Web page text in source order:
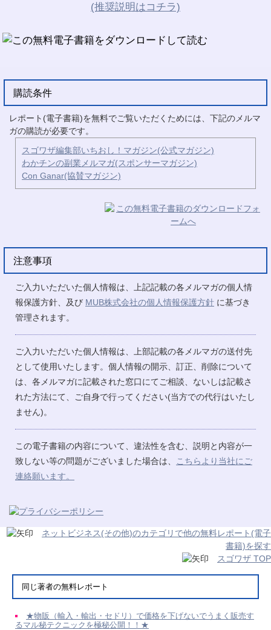
(推奨説明はコチラ)
購読条件
レポート(電子書籍)を無料でご覧いただくためには、下記のメルマ
ガの購読が必要です。
スゴワザ編集部いちおし！マガジン(公式マガジン)
わかチンの副業メルマガ(スポンサーマガジン)
Con Ganar(協賛マガジン)
注意事項
ご入力いただいた個人情報は、上記記載の各メルマガの個人情
報保護方針、及び MUB株式会社の個人情報保護方針 に基づき
管理されます。
ご入力いただいた個人情報は、上部記載の各メルマガの送付先
として使用いたします。個人情報の開示、訂正、削除について
は、各メルマガに記載された窓口にてご相談、ないしは記載さ
れた方法にて、ご自身で行ってください(当方での代行はいたし
ません)。
この電子書籍の内容について、違法性を含む、説明と内容が一
致しない等の問題がございました場合は、
こちらより当社にご
連絡願います。
ネットビジネス(その他)のカテゴリで他の無料レポート(電子
書籍)を探す
スゴワザ TOP
同じ著者の無料レポート
★物販（輸入・輸出・セドリ）で価格を下げないでうまく販売す
るマル秘テクニックを極秘公開！！★